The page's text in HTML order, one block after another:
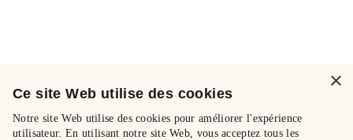
×
Ce site Web utilise des cookies
Notre site Web utilise des cookies pour améliorer l'expérience
utilisateur. En utilisant notre site Web, vous acceptez tous les